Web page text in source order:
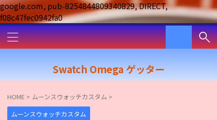
google.com, pub-8254844809340829, DIRECT,
f08c47fec0942fa0
Swatch Omega ゲッター
HOME > ムーンスウォッチカスタム >
ムーンスウォッチカスタム